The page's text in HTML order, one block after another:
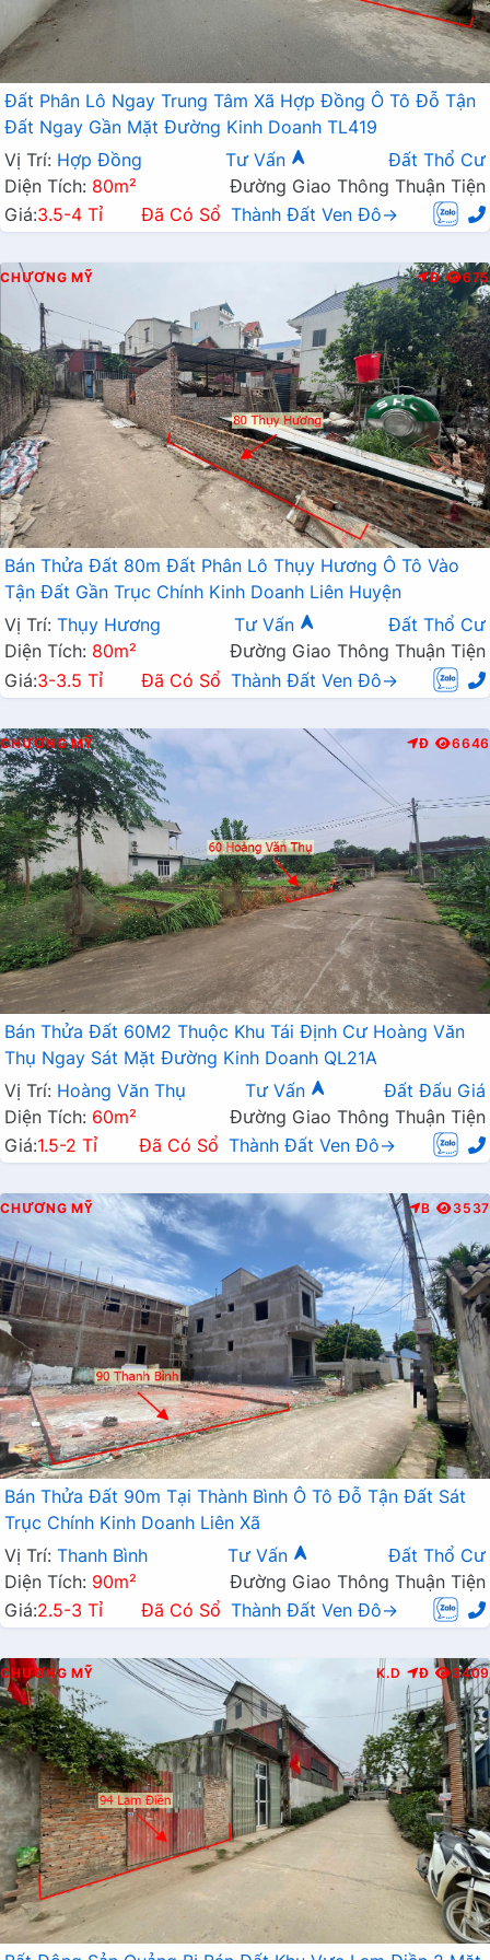
Đất Phân Lô Ngay Trung Tâm Xã Hợp Đồng Ô Tô Đỗ Tận
Đất Ngay Gần Mặt Đường Kinh Doanh TL419
Vị Trí: Hợp Đồng Tư Vấn
Đất Thổ Cư
Diện Tích: 80m²
Đường Giao Thông Thuận Tiện
Giá:3.5-4 Tỉ Đã Có Sổ Thành Đất Ven Đô→
CHƯƠNG MỸ Đ 675
Bán Thửa Đất 80m Đất Phân Lô Thụy Hương Ô Tô Vào
Tận Đất Gần Trục Chính Kinh Doanh Liên Huyện
Vị Trí: Thụy Hương Tư Vấn
Đất Thổ Cư
Diện Tích: 80m²
Đường Giao Thông Thuận Tiện
Giá:3-3.5 Tỉ Đã Có Sổ Thành Đất Ven Đô→
CHƯƠNG MỸ Đ 6646
Bán Thửa Đất 60M2 Thuộc Khu Tái Định Cư Hoàng Văn
Thụ Ngay Sát Mặt Đường Kinh Doanh QL21A
Vị Trí: Hoàng Văn Thụ Tư Vấn
Đất Đấu Giá
Diện Tích: 60m²
Đường Giao Thông Thuận Tiện
Giá:1.5-2 Tỉ Đã Có Sổ Thành Đất Ven Đô→
CHƯƠNG MỸ B 3537
Bán Thửa Đất 90m Tại Thành Bình Ô Tô Đỗ Tận Đất Sát
Trục Chính Kinh Doanh Liên Xã
Vị Trí: Thanh Bình Tư Vấn
Đất Thổ Cư
Diện Tích: 90m²
Đường Giao Thông Thuận Tiện
Giá:2.5-3 Tỉ Đã Có Sổ Thành Đất Ven Đô→
CHƯƠNG MỸ K.D Đ 3409